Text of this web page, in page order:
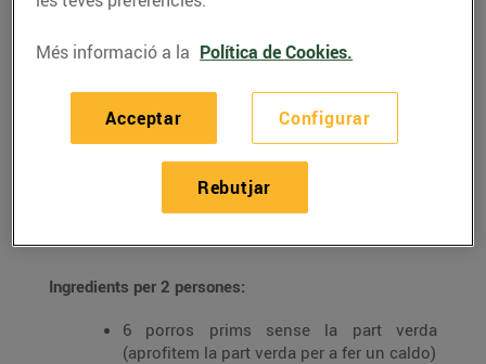
Recepta de porros
confitats a l’aroma de
taronja, cecina i
avellanes
Ingredients per 2 persones:
6 porros prims sense la part verda
(aprofitem la part verda per a fer un caldo)
Més informació a la Política de Cookies.
Configurar
Rebutjar
Acceptar